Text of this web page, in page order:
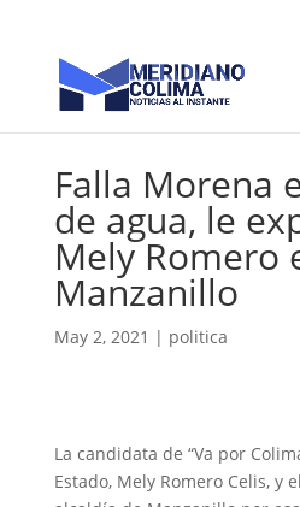
Falla Morena
de agua, le
Mely Romero
Manzanillo
May 2, 2021 | politica
La candidata de “Va por
Estado, Mely Romero Celis, y